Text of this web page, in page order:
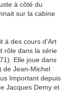
à côté du
sur la cabine
à des cours d'Art
rôle dans la série
Elle joue dans
de Jean-Michel
Important depuis
Jacques Demy et